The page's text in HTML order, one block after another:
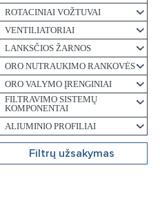
ROTACINIAI VOŽTUVAI
VENTILIATORIAI
LANKSČIOS ŽARNOS
ORO NUTRAUKIMO RANKOVĖS
ORO VALYMO ĮRENGINIAI
FILTRAVIMO SISTEMŲ
KOMPONENTAI
ALIUMINIO PROFILIAI
Filtrų užsakymas